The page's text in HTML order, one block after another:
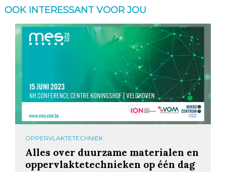
OOK INTERESSANT VOOR JOU
OPPERVLAKTETECHNIEK
Alles over duurzame materialen en
oppervlaktetechnieken op één dag